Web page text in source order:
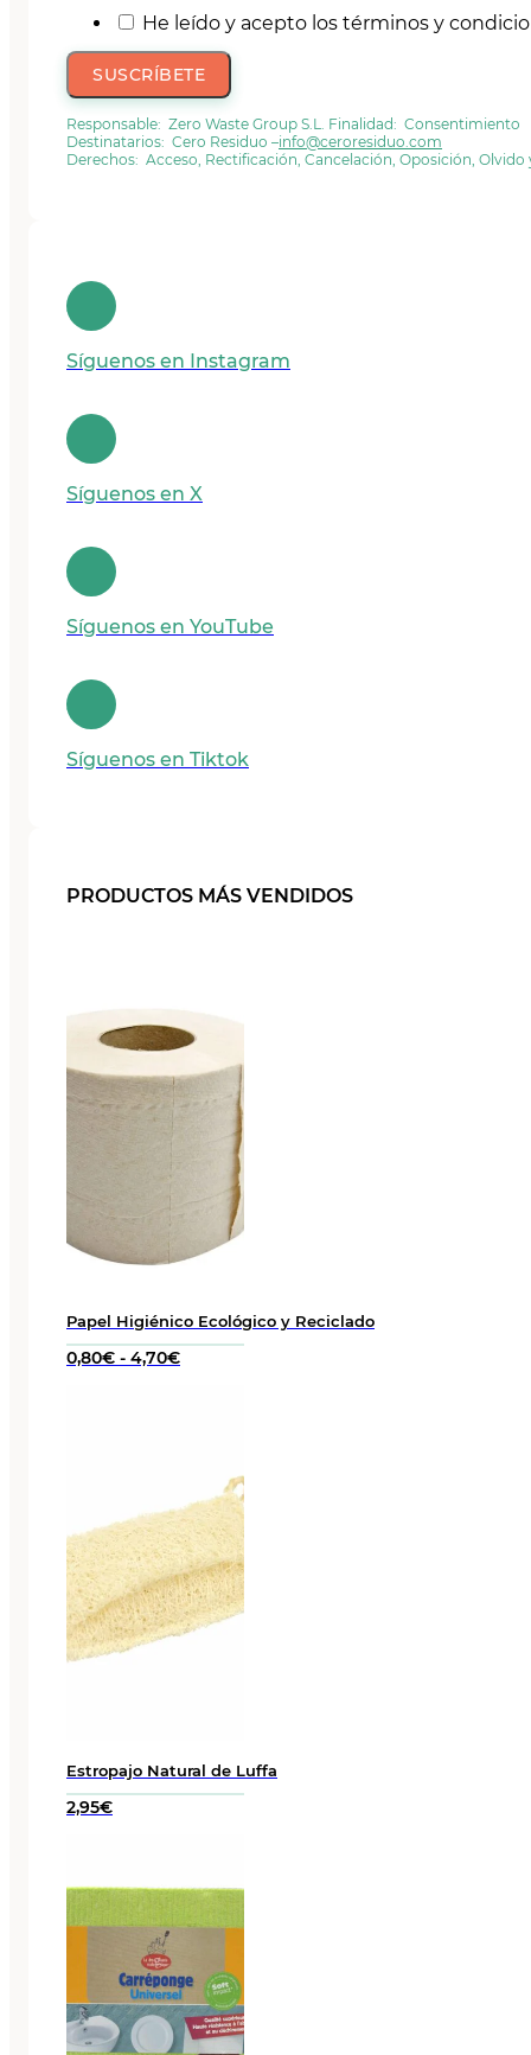
He leído y acepto los términos y
SUSCRÍBETE
Responsable: Zero Waste Group S.L. Finalidad: Consentimiento
Destinatarios: Cero Residuo –info@ceroresiduo.com
Derechos: Acceso, Rectificación, Cancelación, Oposición,
Síguenos en Instagram
Síguenos en X
Síguenos en YouTube
Síguenos en Tiktok
PRODUCTOS MÁS VENDIDOS
Papel Higiénico Ecológico y Reciclado
0,80€ - 4,70€Rango
4,70€
Estropajo Natural de Luffa
2,95€